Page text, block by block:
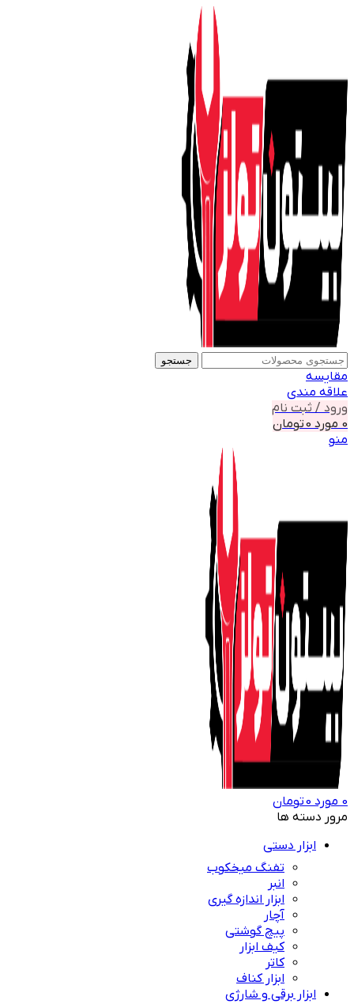
جستجو
مقايسه
علاقه مندی
ورود / ثبت نام
0 مورد 0تومان
منو
0 مورد 0تومان
مرور دسته ها
ابزار دستی
تفنگ میخکوب
انبر
ابزار اندازه گیری
آچار
پیچ گوشتی
کیف ابزار
کاتر
ابزار کناف
ابزار برقی و شارژی